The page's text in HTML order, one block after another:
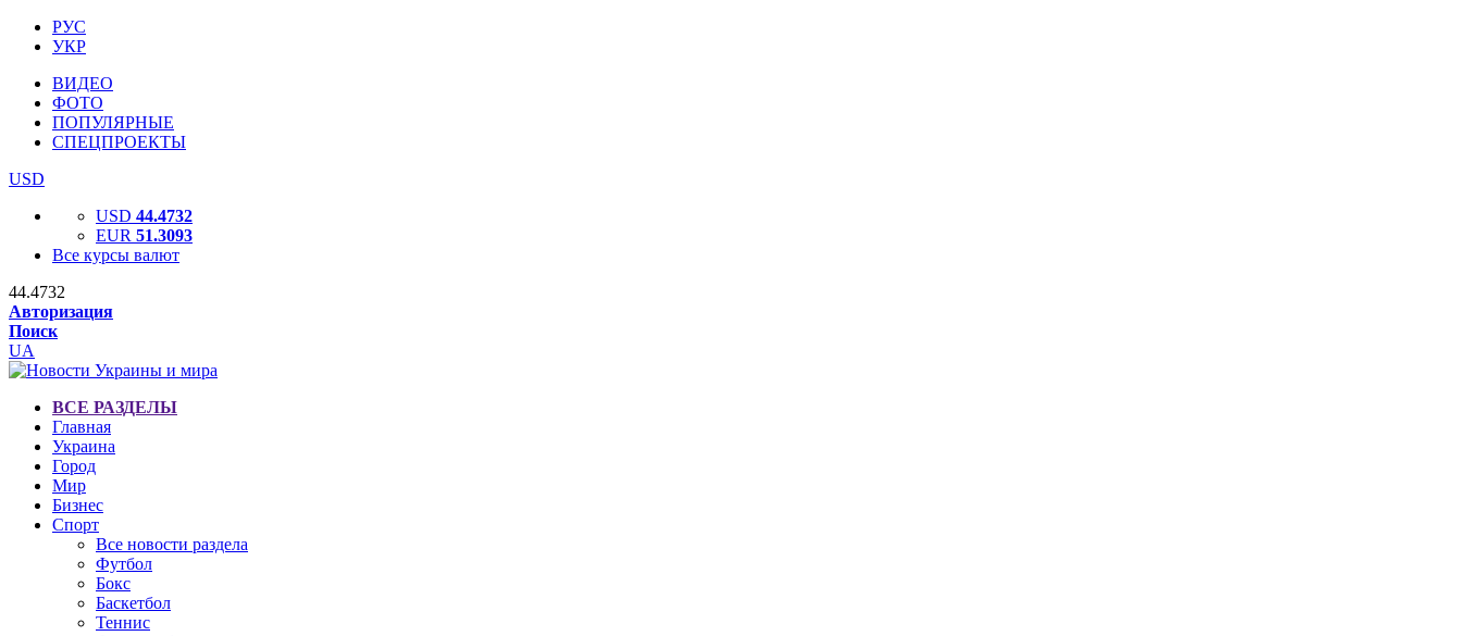
РУС
УКР
ВИДЕО
ФОТО
ПОПУЛЯРНЫЕ
СПЕЦПРОЕКТЫ
USD
USD 44.4732
EUR 51.3093
Все курсы валют
44.4732
Авторизация
Поиск
UA
ВСЕ РАЗДЕЛЫ
Главная
Украина
Город
Мир
Бизнес
Спорт
Все новости раздела
Футбол
Бокс
Баскетбол
Теннис